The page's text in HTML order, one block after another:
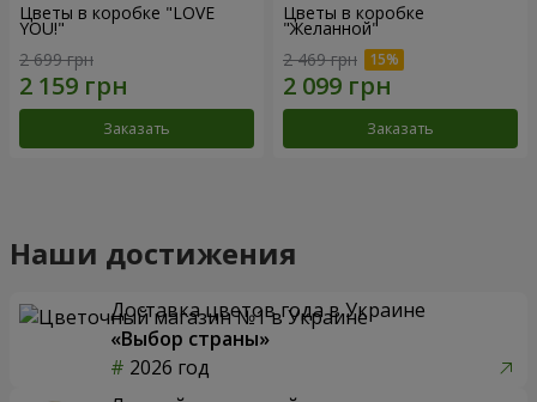
Цветы в коробке "LOVE
YOU!"
2 699 грн
Заказать
Цветы в коробке
"Желанной"
2 469 грн
Заказать
Наши достижения
Доставка цветов года в Украине
«Выбор страны»
2026 год